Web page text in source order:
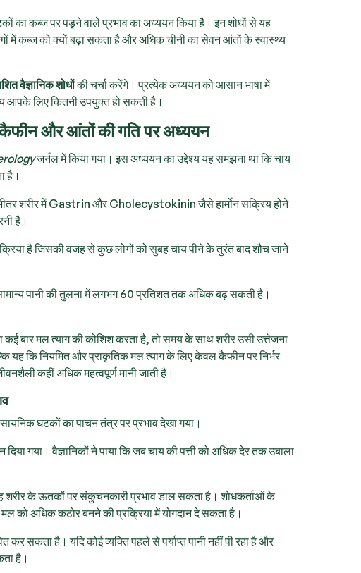
का कब्ज पर पड़ने वाले प्रभाव का अध्ययन किया है। इन शोधों से यह
में कब्ज को क्यों बढ़ा सकता है और अधिक चीनी का सेवन आंतों के स्वास्थ्य
वैज्ञानिक शोधोंकी चर्चा करेंगे। प्रत्येक अध्ययन को आसान भाषा में
आपके लिए कितनी उपयुक्त हो सकती है।
और आंतों की गति पर अध्ययन
जर्नल में किया गया। इस अध्ययन का उद्देश्य यह समझना था कि चाय
है।
भीतर शरीर में Gastrin और Cholecystokinin जैसे हार्मोन सक्रिय होने
है।
है जिसकी वजह से कुछ लोगों को सुबह चाय पीने के तुरंत बाद शौच जाने
पानी की तुलना में लगभग 60 प्रतिशत तक अधिक बढ़ सकती है।
कई बार मल त्याग की कोशिश करता है, तो समय के साथ शरीर उसी उत्तेजना
यह कि नियमित और प्राकृतिक मल त्याग के लिए केवल कैफीन पर निर्भर
कहीं अधिक महत्वपूर्ण मानी जाती है।
घटकों का पाचन तंत्र पर प्रभाव देखा गया।
दिया गया। वैज्ञानिकों ने पाया कि जब चाय की पत्ती को अधिक देर तक उबाला
के ऊतकों पर संकुचनकारी प्रभाव डाल सकता है। शोधकर्ताओं के
को अधिक कठोर बनने की प्रक्रिया में योगदान दे सकता है।
सकता है। यदि कोई व्यक्ति पहले से पर्याप्त पानी नहीं पी रहा है और
है।